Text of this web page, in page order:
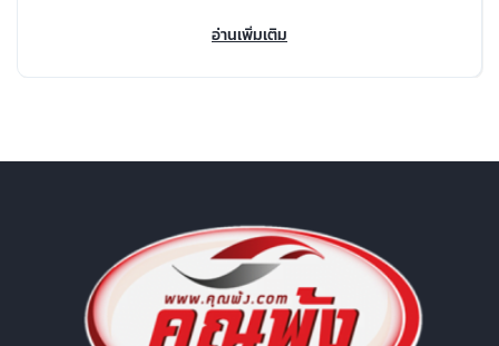
อ่านเพิ่มเติม